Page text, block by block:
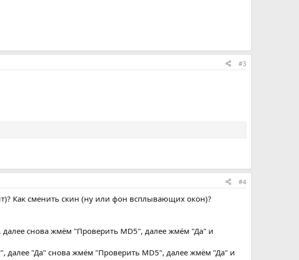
#3
#4
Как сменить скин (ну или фон всплывающих окон)?
снова жмём "Проверить MD5", далее жмём "Да" и
далее "Да" снова жмём "Проверить MD5", далее жмём "Да" и